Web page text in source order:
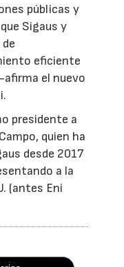
públicas y
Sigaus y
eficiente
el nuevo
presidente a
quien ha
desde 2017
a la
(antes Eni